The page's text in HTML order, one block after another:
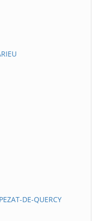
DE-QUERCY